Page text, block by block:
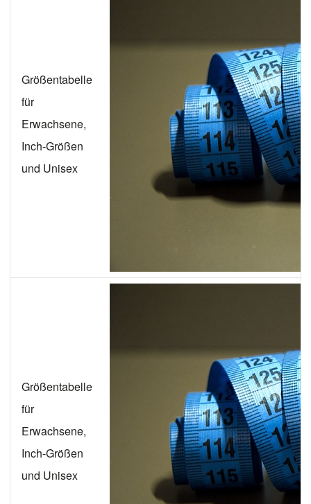
Größentabelle
für
Erwachsene,
Inch-Größen
und Unisex
Größentabelle
für
Erwachsene,
Inch-Größen
und Unisex